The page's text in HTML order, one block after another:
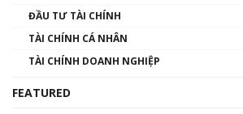
00:02:14
Nhìn lại năm 2022: Những
đến hệ sinh thái tiền mã hoá
ĐẦU TƯ TÀI CHÍNH
TÀI CHÍNH CÁ NHÂN
TÀI CHÍNH DOANH NGHIỆP
FEATURED